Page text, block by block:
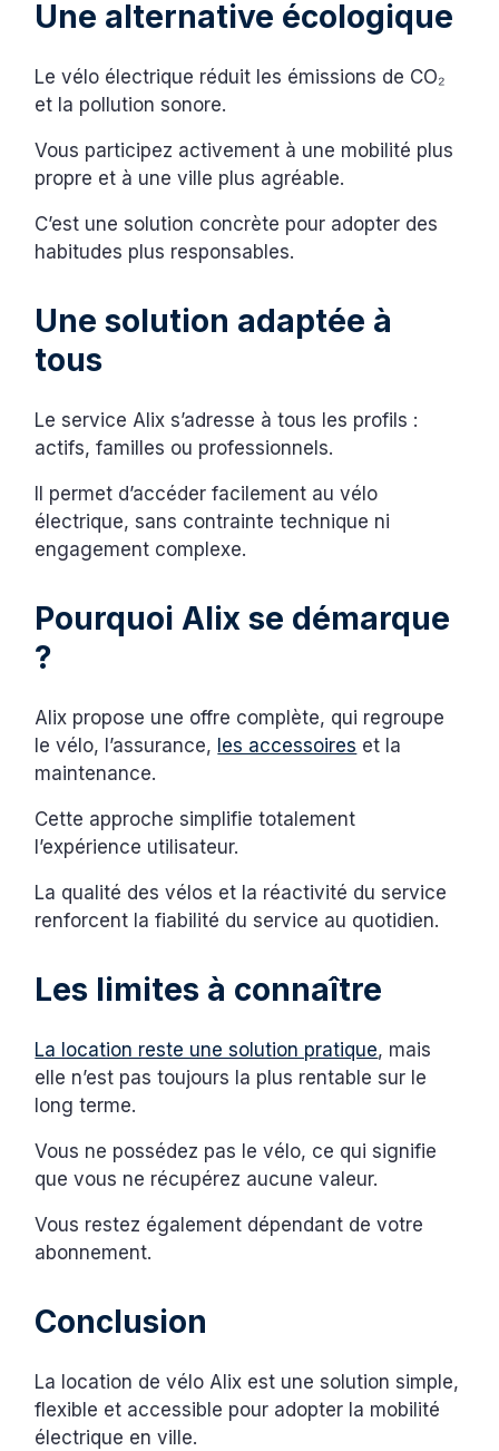
Une alternative écologique
Le vélo électrique réduit les émissions de CO₂
et la pollution sonore.
Vous participez activement à une mobilité plus
propre et à une ville plus agréable.
C’est une solution concrète pour adopter des
habitudes plus responsables.
Une solution adaptée à
tous
Le service Alix s’adresse à tous les profils :
actifs, familles ou professionnels.
Il permet d’accéder facilement au vélo
électrique, sans contrainte technique ni
engagement complexe.
Pourquoi Alix se démarque
?
Alix propose une offre complète, qui regroupe
le vélo, l’assurance, les accessoires et la
maintenance.
Cette approche simplifie totalement
l’expérience utilisateur.
La qualité des vélos et la réactivité du service
renforcent la fiabilité du service au quotidien.
Les limites à connaître
La location reste une solution pratique, mais
elle n’est pas toujours la plus rentable sur le
long terme.
Vous ne possédez pas le vélo, ce qui signifie
que vous ne récupérez aucune valeur.
Vous restez également dépendant de votre
abonnement.
Conclusion
La location de vélo Alix est une solution simple,
flexible et accessible pour adopter la mobilité
électrique en ville.